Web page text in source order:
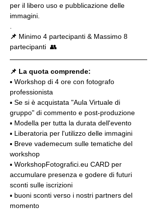
per il libero uso e pubblicazione delle
immagini.
📌 Minimo 4 partecipanti & Massimo 8
partecipanti  👥
📌 La quota comprende:
▪️ Workshop di 4 ore con fotografo
professionista
▪️ Se si è acquistata "Aula Virtuale di
gruppo" di commento e post-produzione
▪️ Modella per tutta la durata dell'evento
▪️ Liberatoria per l'utilizzo delle immagini
▪️ Breve vademecum sulle tematiche del
workshop
▪️ WorkshopFotografici.eu CARD per
accumulare presenza e godere di futuri
sconti sulle iscrizioni
▪️ buoni sconti verso i nostri partners del
momento